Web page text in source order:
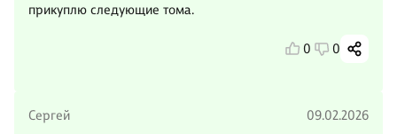
прикуплю следующие тома.
0 0
Сергей 09.02.2026